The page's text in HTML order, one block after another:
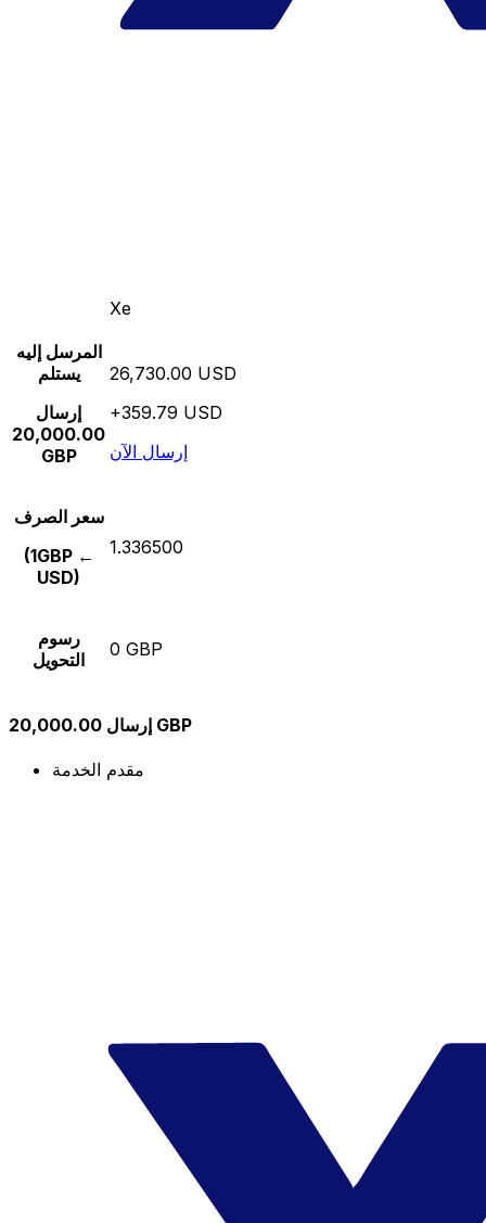
Xe
المرسل إليه
يستلم
إرسال
20,000.00
GBP
26,730.00 USD
+359.79 USD
إرسال الآن
سعر الصرف
(1GBP ←
USD)
1.336500
رسوم
التحويل
0 GBP
إرسال 20,000.00 GBP
مقدم الخدمة